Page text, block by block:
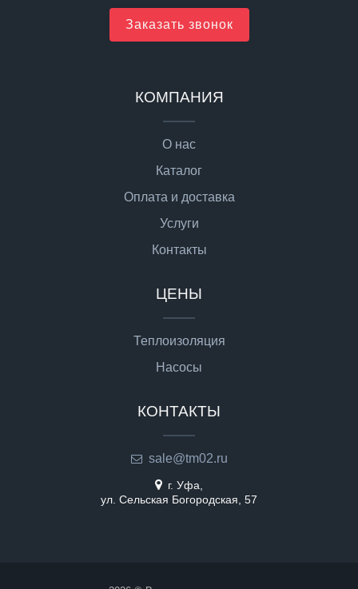
Заказать звонок
КОМПАНИЯ
О нас
Каталог
Оплата и доставка
Услуги
Контакты
ЦЕНЫ
Теплоизоляция
Насосы
КОНТАКТЫ
sale@tm02.ru
г. Уфа,
ул. Сельская Богородская, 57